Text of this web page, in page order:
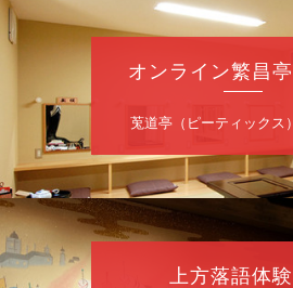
オンライン繁昌亭
莵道亭（ピーティックス
上方落語体